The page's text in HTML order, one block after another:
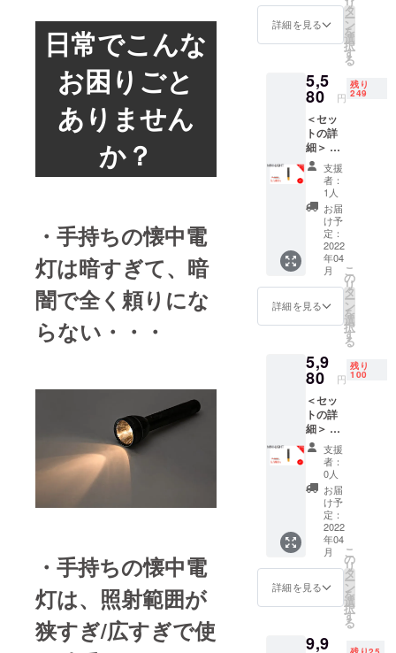
日常でこんな
お困りごと
ありません
か？
・手持ちの懐中電
灯は暗すぎて、暗
闇で全く頼りにな
らない・・・
・手持ちの懐中電
灯は、照射範囲が
狭すぎ/広すぎで使
どうぞよろ
致します！
USB
Type-C
充電
ケーブ
扱説明
書 ※こ
ちらの
商品に
は「送
料・輸
入税・
消費
税・保
証料な
ど」が
入って
いま
す。
※2022
年4月に
お届け
産、配
送状況
により
遅れる
可能性
もござ
いま
す。 ※
商品の
仕様、
デザイ
ンに関
しまし
ては一
部変更
になる
可能性
了承く
詳細を見る
タ
ー
ン
を
選
択
す
る
5,5
80 円
残り
249
＜セッ
トの詳
細＞ ・
懐中電
灯
「HOT
O LED-
Kid」
・ラン
シェー
ド ・
USB
Type-C
充電
ケーブ
扱説明
書 ※こ
ちらの
商品に
は「送
料・輸
入税・
消費
税・保
証料な
ど」が
入って
いま
す。
※2022
年4月に
お届け
産、配
支援
者：
1人
お届
け予
定：
2022
年04
月
詳細を見る
こ
の
リ
タ
ー
ン
を
選
択
す
る
5,9
80 円
残り
100
＜セッ
トの詳
細＞ ・
懐中電
灯
「HOT
O LED-
Kid」
・ラン
シェー
ド ・
USB
Type-C
充電
ケーブ
扱説明
支援
者：
0人
お届
け予
定：
2022
年04
月
詳細を見る
こ
の
リ
タ
ー
ン
を
選
択
す
る
9,9